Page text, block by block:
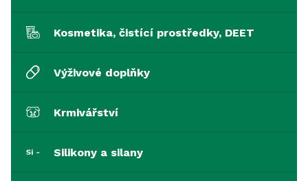
Kosmetika, čistící prostředky, DEET
Výživové doplňky
Krmivářství
Silikony a silany